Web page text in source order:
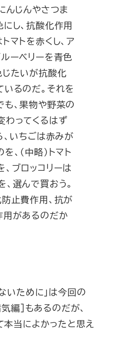
んじんやさつま
し、抗酸化作用
マトを赤くし、ア
ーベリーを青色
じたいが抗酸化
るのだ。それを
、果物や野菜の
わってくるはず
、いちごは赤みが
、（中略）トマト
ブロッコリーは
選んで買おう。
止費作用、抗が
用があるのだか
いために」は今回の
編］もあるのだが、
当によかったと思え